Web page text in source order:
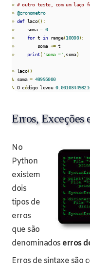
» # outro teste, com um laço
» @cronometro
» def laco():
»
     soma
= 0
»
for t in range(10000):
»
         soma
+=
»
print( 'soma =' soma)
» laco()
↳ soma = 49995000
↳ O código levou
Erros, Exceções
No
Python
existem
dois
tipos de
erros
que são
denominados erros
Erros de sintaxe são